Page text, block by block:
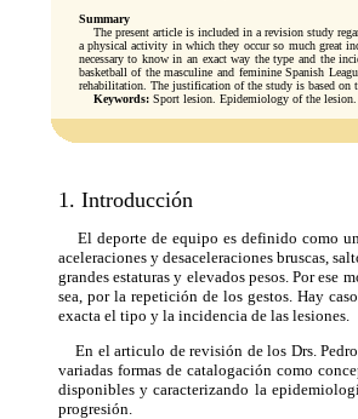
Summary
The present article is included in a revision study
a physical activity in which they occur so much great
necessary to know in an exact way the type and the
basketball of the masculine and feminine Spanish
rehabilitation. The justification of the study is based on
Keywords:Sport lesion. Epidemiology of the lesion.
1. Introducción
El deporte de equipo es definido como
aceleraciones y desaceleraciones bruscas,
grandes estaturas y elevados pesos. Por
sea, por la repetición de los gestos. Hay
exacta el tipo y la incidencia de las lesiones.
En el articulo de revisión de los Drs.
variadas formas de catalogación como
disponibles y caracterizando la
progresión.